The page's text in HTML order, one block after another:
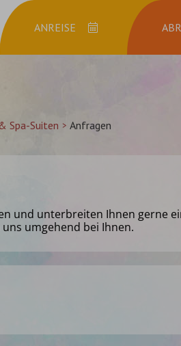
Anreise
Spa-Suiten Anfragen
und unterbreiten Ihnen gerne
umgehend bei Ihnen.